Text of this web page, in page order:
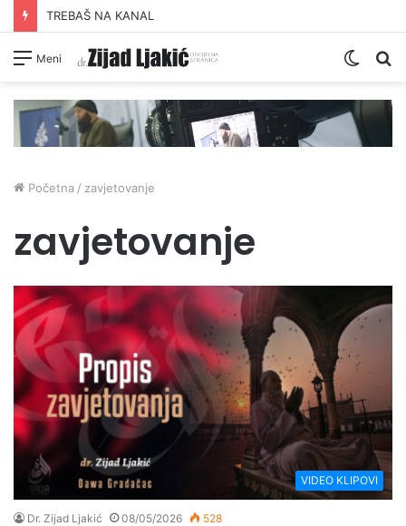
TREBAŠ NA KANAL
Meni
Switch
Početna / zavjetovanje
zavjetovanje
VIDEO KLIPOVI
Dr. Zijad Ljakić 08/05/2026 528